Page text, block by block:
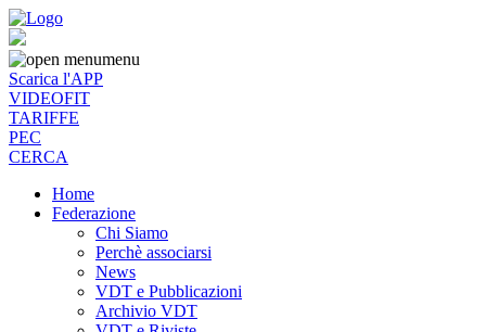
menu
Scarica l'APP
VIDEOFIT
TARIFFE
PEC
CERCA
Home
Federazione
Chi Siamo
Perchè associarsi
News
VDT e Pubblicazioni
Archivio VDT